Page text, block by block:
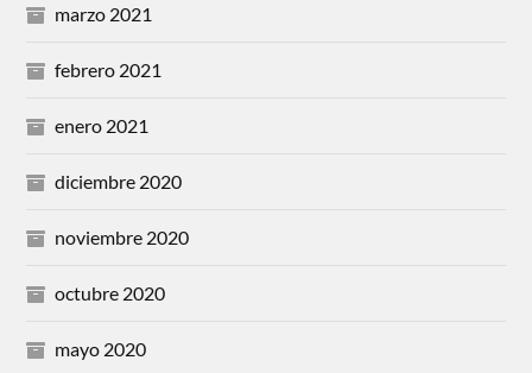
marzo 2021
febrero 2021
enero 2021
diciembre 2020
noviembre 2020
octubre 2020
mayo 2020